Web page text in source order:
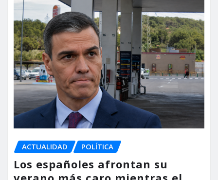
ACTUALIDAD POLÍTICA
Los españoles afrontan su